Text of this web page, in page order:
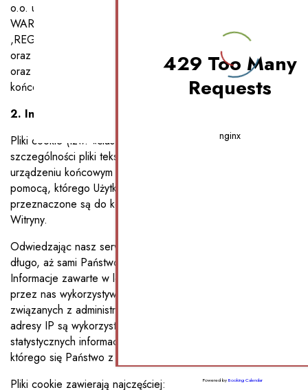
o.o. ul. UL. PRZEDPOLE nr 1, lok. U40, 02-255
WARSZAWA, KRS 0001004705, NIP 5223242429
,REGON 523763865. Administrator wykorzystuje pliki cookie
oraz inne pokrewne technologie na stronach internetowych
oraz aplikacjach, które służą do identyfikacji urządzenia
końcowego (dalej: «Witryny»).
2. Informacje o plikach cookie
Pliki cookie (tzw. «ciasteczka») to dane informatyczne, w
szczególności pliki tekstowe, które przechowywane są w
urządzeniu końcowym (komputerze lub innym urządzeniu za
pomocą, którego Użytkownik korzysta z Witryny) i
przeznaczone są do korzystania ze stron internetowych
Witryny.
Odwiedzając nasz serwis pozostają Państwo anonimowi tak
długo, aż sami Państwo nie zdecydują inaczej.
Informacje zawarte w logach systemowych (np. adres IP) są
przez nas wykorzystywane w celach technicznych,
związanych z administracją naszych serwerów. Poza tym
adresy IP są wykorzystywane do zbierania ogólnych,
statystycznych informacji demograficznych takich jak region, z
którego się Państwo z nami łączą.
Pliki cookie zawierają najczęściej:
429 Too Many
Requests
nginx
Powered byBooking Calendar